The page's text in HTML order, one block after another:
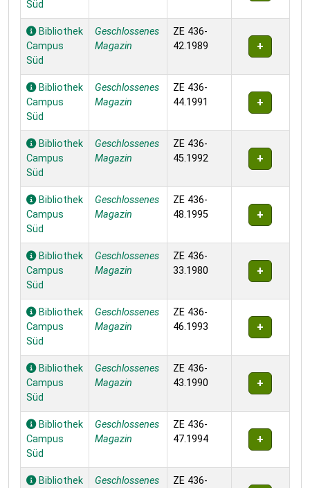
Süd
Bibliothek
Campus
Süd
Geschlossenes
Magazin
ZE 436-
42.1989
Bibliothek
Campus
Süd
Geschlossenes
Magazin
ZE 436-
44.1991
Bibliothek
Campus
Süd
Geschlossenes
Magazin
ZE 436-
45.1992
Bibliothek
Campus
Süd
Geschlossenes
Magazin
ZE 436-
48.1995
Bibliothek
Campus
Süd
Geschlossenes
Magazin
ZE 436-
33.1980
Bibliothek
Campus
Süd
Geschlossenes
Magazin
ZE 436-
46.1993
Bibliothek
Campus
Süd
Geschlossenes
Magazin
ZE 436-
43.1990
Bibliothek
Campus
Süd
Geschlossenes
Magazin
ZE 436-
47.1994
Bibliothek Geschlossenes ZE 436-